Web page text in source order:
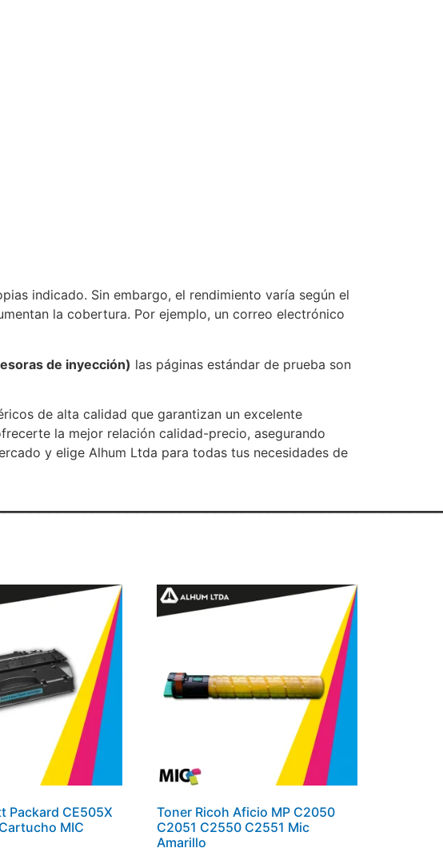
indicado. Sin embargo, el rendimiento varía según el
la cobertura. Por ejemplo, un correo electrónico
de inyección) las páginas estándar de prueba son
de alta calidad que garantizan un excelente
la mejor relación calidad-precio, asegurando
y elige Alhum Ltda para todas tus necesidades de
Packard CE505X
MIC
Toner Ricoh Aficio MP C2050
C2051 C2550 C2551 Mic
Amarillo